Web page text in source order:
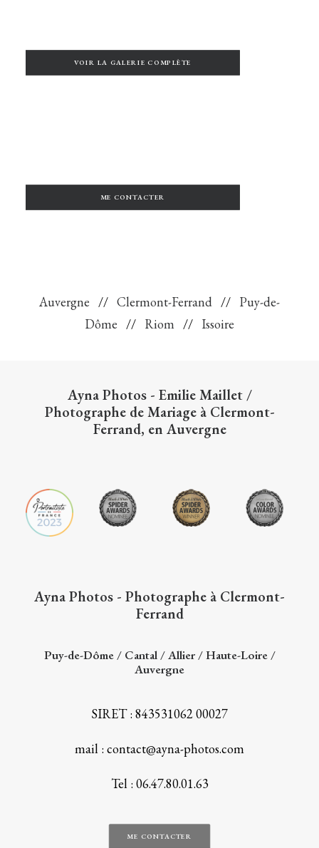
VOIR LA GALERIE COMPLÈTE
ME CONTACTER
Auvergne // Clermont-Ferrand // Puy-de-
Dôme // Riom // Issoire
Ayna Photos - Emilie Maillet/
Photographe de Mariage à Clermont-
Ferrand, en Auvergne
Ayna Photos - Photographe à Clermont-
Ferrand
Puy-de-Dôme / Cantal / Allier / Haute-Loire /
Auvergne
SIRET : 843531062 00027
mail : contact@ayna-photos.com
Tel : 06.47.80.01.63
ME CONTACTER